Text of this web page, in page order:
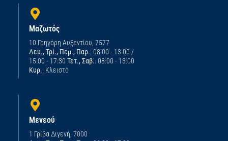
Μαζωτός
10 Γρηγόρη Αυξεντίου, 7577
Δευ., Τρί., Πεμ., Παρ.: 08:00 - 13:00 /
15:00 - 17:30 Τετ., Σαβ.: 08:00 - 13:00
Κυρ.: Κλειστό
Μενεού
1 Γρίβα Διγενή, 7000